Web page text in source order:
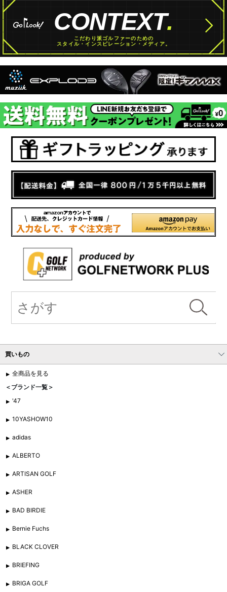
買いもの
全商品を見る
＜ブランド一覧＞
'47
10YASHOW10
adidas
ALBERTO
ARTISAN GOLF
ASHER
BAD BIRDIE
Bernie Fuchs
BLACK CLOVER
BRIEFING
BRIGA GOLF